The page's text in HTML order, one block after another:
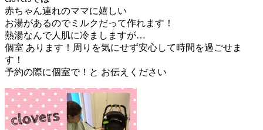
赤ちゃん連れのママに嬉しい
お湯があるのでミルクだって作れます！
熱湯なんで人肌に冷ましますが…
個室 あります！周りを気にせず安心して時間を過ごせま
す！
予約の際に個室で！と お伝えください